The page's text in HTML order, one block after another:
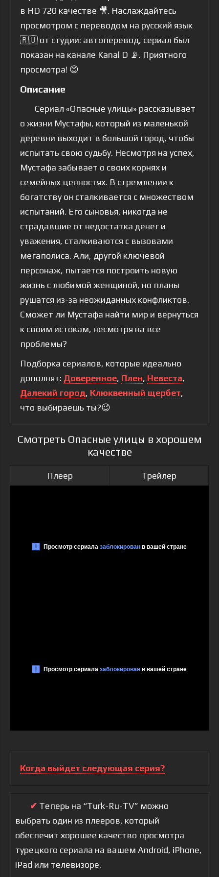
в HD 720 качестве 🎥. Наслаждайтесь
просмотром с переводом на русский язык
🇷🇺 от студии: автоперевод, сериал был
показан на канале Kanal D 📡. Приятного
просмотра! 😊
Описание
Сериал «Опасные улицы» рассказывает
о жизни Мустафы, который из маленькой
деревни выходит в большой город, чтобы
испытать свою судьбу. Несмотря на успех,
Мустафа забывает о своих корнях и
семейных ценностях. В стремлении к
богатству он сталкивается с множеством
испытаний. Его сыновья, никогда не
страдавшие от недостатка денег и
уважения, сталкиваются с вызовами
мегаполиса. Али, другой ключевой
персонаж, пытается построить новую
жизнь с любимой женщиной, но планы
рушатся из-за неожиданных конфликтов.
Сможет ли Мустафа найти мир и вернуться
к своим истокам, несмотря на все
проблемы?
Подборка сериалов, которые идеально
дополнят: Доверенное, Плен, Невеста,
Далекий город, Клюквенный щербет,
что выбираешь ты?😉
Смотреть Опасные улицы в хорошем
качестве
Плеер Трейлер
Когда выйдет следующая серия?
✔ Теперь на “Turk-Ru-TV” можно
выбрать один из плееров, который
обеспечит хорошее качество просмотра
турецкого сериала на вашем Android, iPhone,
iPad или телевизоре.